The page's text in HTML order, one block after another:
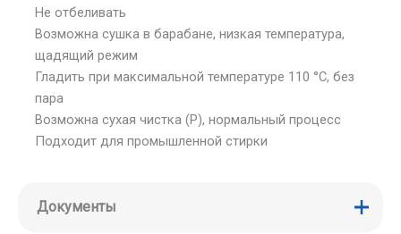
Не отбеливать
Возможна сушка в барабане, низкая температура,
щадящий режим
Гладить при максимальной температуре 110 °C, без
пара
Возможна сухая чистка (P), нормальный процесс
Подходит для промышленной стирки
Документы